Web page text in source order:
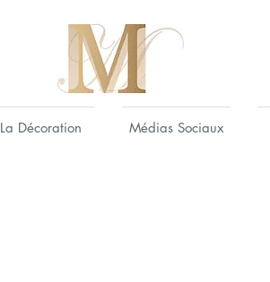
La Décoration Médias Sociaux